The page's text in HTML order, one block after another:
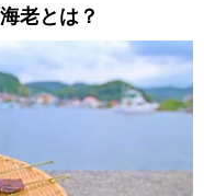
老とは？